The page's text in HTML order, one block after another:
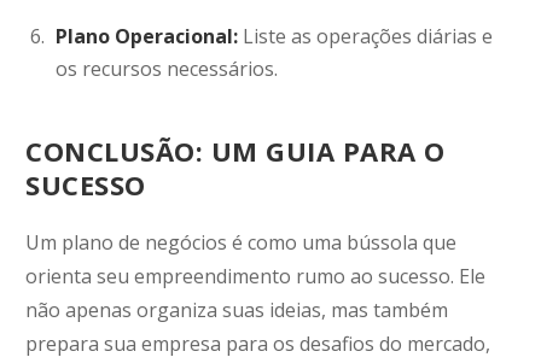
Plano Operacional: Liste as operações diárias e
os recursos necessários.
CONCLUSÃO: UM GUIA PARA O
SUCESSO
Um plano de negócios é como uma bússola que
orienta seu empreendimento rumo ao sucesso. Ele
não apenas organiza suas ideias, mas também
prepara sua empresa para os desafios do mercado,